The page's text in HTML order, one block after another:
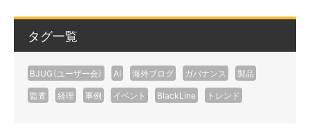
タグ一覧
BJUG（ユーザー会） AI 海外ブログ ガバナンス
製品
監査
経理 事例 イベント BlackLine トレンド